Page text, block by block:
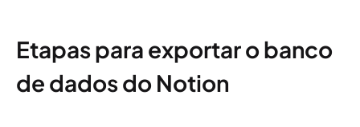
Etapas para exportar o banco
de dados do Notion